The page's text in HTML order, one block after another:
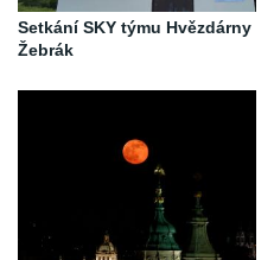
Setkání SKY týmu Hvězdárny
Žebrák